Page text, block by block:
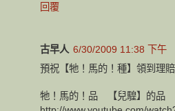
回覆
古早人 6/30/2009 11:38 下午
預祝【牠！馬的！種】領到理
牠！馬的！品 【兒騜】的品